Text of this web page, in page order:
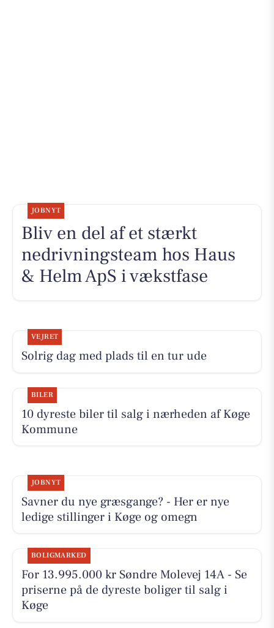
JOBNYT
Bliv en del af et stærkt
nedrivningsteam hos Haus
& Helm ApS i vækstfase
VEJRET
Solrig dag med plads til en tur ude
BILER
10 dyreste biler til salg i nærheden af Køge
Kommune
JOBNYT
Savner du nye græsgange? - Her er nye
ledige stillinger i Køge og omegn
BOLIGMARKED
For 13.995.000 kr Søndre Molevej 14A - Se
priserne på de dyreste boliger til salg i
Køge